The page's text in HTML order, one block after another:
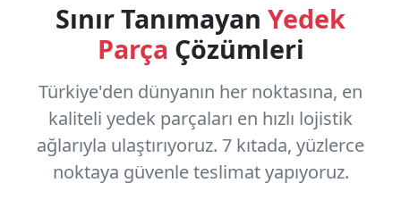
Sınır Tanımayan Yedek
Parça Çözümleri
Türkiye'den dünyanın her noktasına, en
kaliteli yedek parçaları en hızlı lojistik
ağlarıyla ulaştırıyoruz. 7 kıtada, yüzlerce
noktaya güvenle teslimat yapıyoruz.